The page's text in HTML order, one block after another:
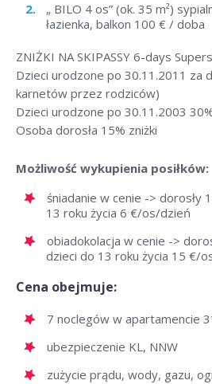
„ BILO 4 os” (ok. 35 m²)
łazienka, balkon 100 € / doba
ZNIŻKI NA SKIPASSY 6-days
Dzieci urodzone po 30.11.2011 za
karnetów przez rodziców)
Dzieci urodzone po 30.11.2003
Osoba dorosła 15% zniżki
Możliwość wykupienia posiłków:
śniadanie w cenie -> dorosły
13 roku życia 6 €/os/dzień
obiadokolacja w cenie ->
dzieci do 13 roku życia 15 €/
Cena obejmuje:
7 noclegów w apartamencie
ubezpieczenie KL, NNW
zużycie prądu, wody, gazu,